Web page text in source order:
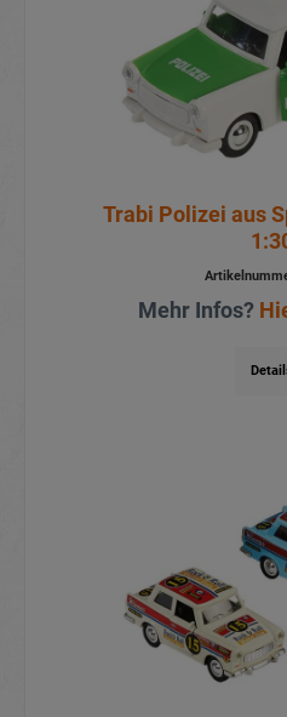
Trabi Polizei aus
Mehr Infos?